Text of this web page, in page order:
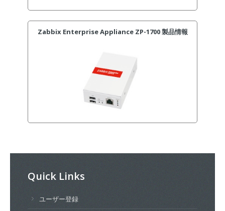
Zabbix Enterprise Appliance ZP-1700 製品情報
Quick Links
ユーザー登録